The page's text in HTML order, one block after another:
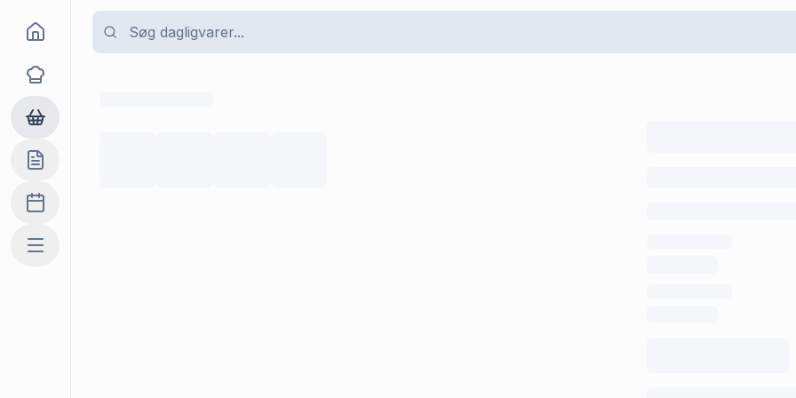
Goma
Opskrifter
Dagligvarer
Indkøbslisten
Madplan
Mere